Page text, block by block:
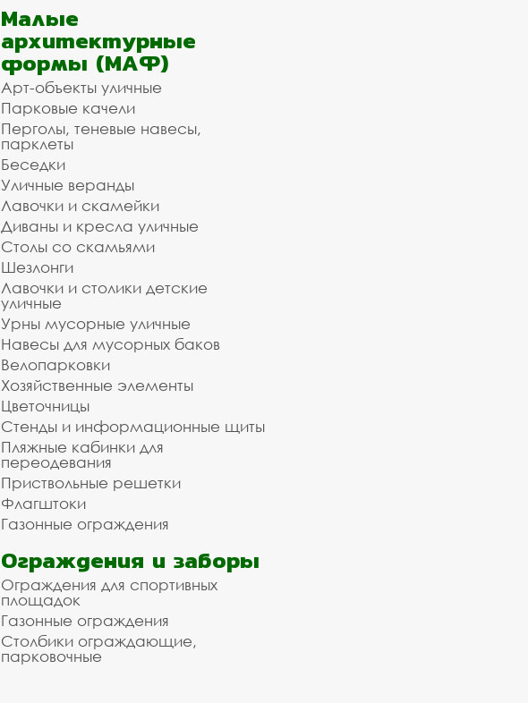
Малые
архитектурные
формы (МАФ)
Арт-объекты уличные
Парковые качели
Перголы, теневые навесы,
парклеты
Беседки
Уличные веранды
Лавочки и скамейки
Диваны и кресла уличные
Столы со скамьями
Шезлонги
Лавочки и столики детские
уличные
Урны мусорные уличные
Навесы для мусорных баков
Велопарковки
Хозяйственные элементы
Цветочницы
Стенды и информационные щиты
Пляжные кабинки для
переодевания
Приствольные решетки
Флагштоки
Газонные ограждения
Ограждения и заборы
Ограждения для спортивных
площадок
Газонные ограждения
Столбики ограждающие,
парковочные